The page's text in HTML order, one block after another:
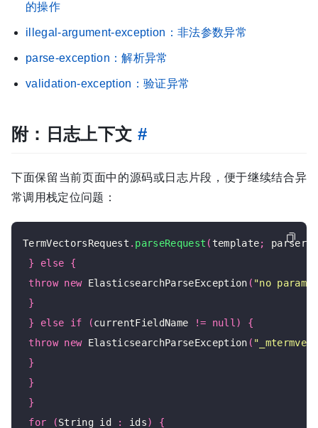
的操作
illegal-argument-exception：非法参数异常
parse-exception：解析异常
validation-exception：验证异常
附：日志上下文 #
下面保留当前页面中的源码或日志片段，便于继续结合异
常调用栈定位问题：
TermVectorsRequest . parseRequest ( template; parser;
}
else
{
throw new ElasticsearchParseException ( "no
}
}
else if (currentFieldName != null)
{
throw new ElasticsearchParseException (
}
}
}
for
(String id : ids)
{